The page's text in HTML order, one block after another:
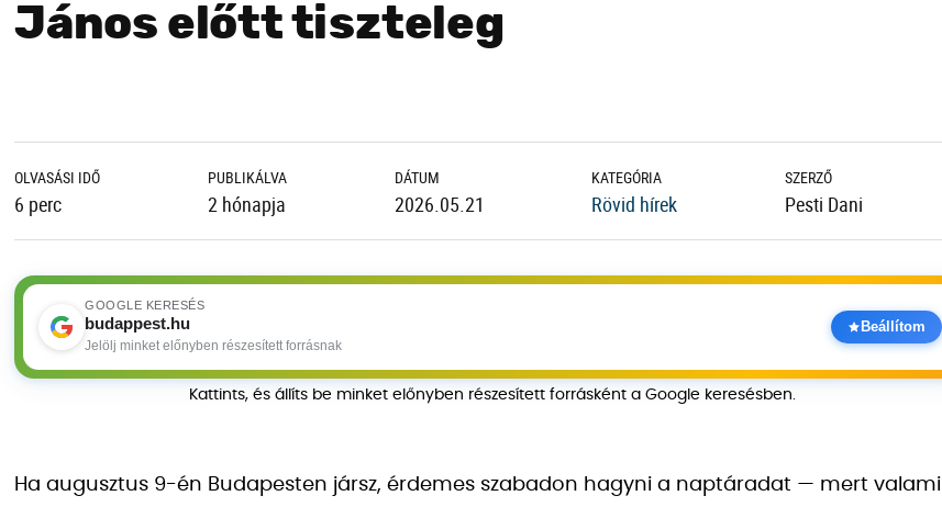
János előtt tiszteleg
OLVASÁSI IDŐ
6 perc
PUBLIKÁLVA
2 hónapja
DÁTUM
2026.05.21
KATEGÓRIA
Rövid hírek
SZERZŐ
Pesti Dani
GOOGLE KERESÉS
budappest.hu
Jelölj minket előnyben részesített forrásnak
Beállítom
Kattints, és állíts be minket előnyben részesített forrásként a Google keresésben.
Ha augusztus 9-én Budapesten jársz, érdemes szabadon hagyni a naptáradat — mert valami